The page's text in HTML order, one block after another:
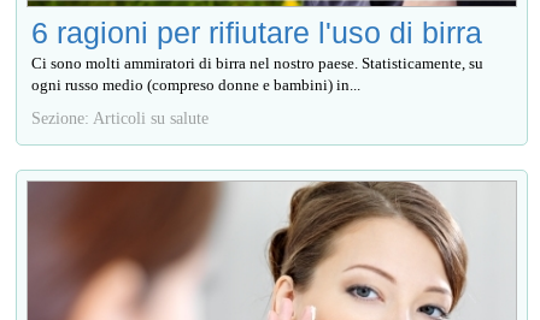
6 ragioni per rifiutare l'uso di birra
Ci sono molti ammiratori di birra nel nostro paese. Statisticamente, su
ogni russo medio (compreso donne e bambini) in...
Sezione: Articoli su salute